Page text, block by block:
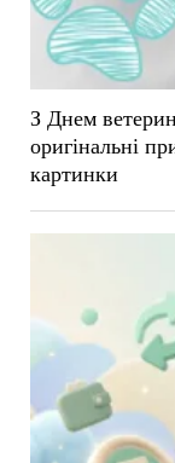
З Днем
оригінальні
картинки